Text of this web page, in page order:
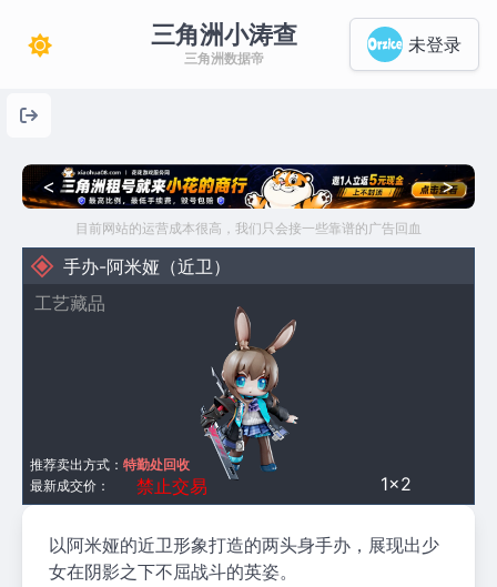
三角洲小涛查
三角洲数据帝
未登录
< >
目前网站的运营成本很高，我们只会接一些靠谱的广告回血
手办-阿米娅（近卫）
工艺藏品
1×2
最新成交价： 禁止交易
推荐卖出方式： 特勤处回收
以阿米娅的近卫形象打造的两头身手办，展现出少
女在阴影之下不屈战斗的英姿。